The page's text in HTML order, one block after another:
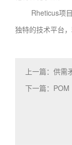
Rheticus项目
独特的技术平台
上一篇：供
下一篇：POM